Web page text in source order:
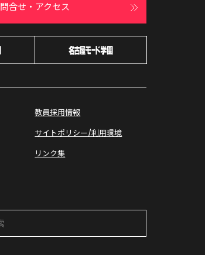
問合せ・アクセス
教員採用情報
サイトポリシー/利用環境
リンク集